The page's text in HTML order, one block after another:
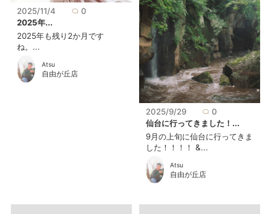
2025/11/4
0
2025年...
2025年も残り2か月です
ね。...
Atsu
自由が丘店
2025/9/29
0
仙台に行ってきました！...
9月の上旬に仙台に行ってきま
した！！！！ &...
Atsu
自由が丘店